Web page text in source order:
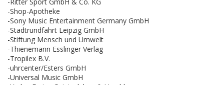
-Shop-Apotheke
-Sony Music Entertainment Germany GmbH
-Stadtrundfahrt Leipzig GmbH
-Stiftung Mensch und Umwelt
-Thienemann Esslinger Verlag
-Tropilex B.V.
-uhrcenter/Esters GmbH
-Universal Music GmbH